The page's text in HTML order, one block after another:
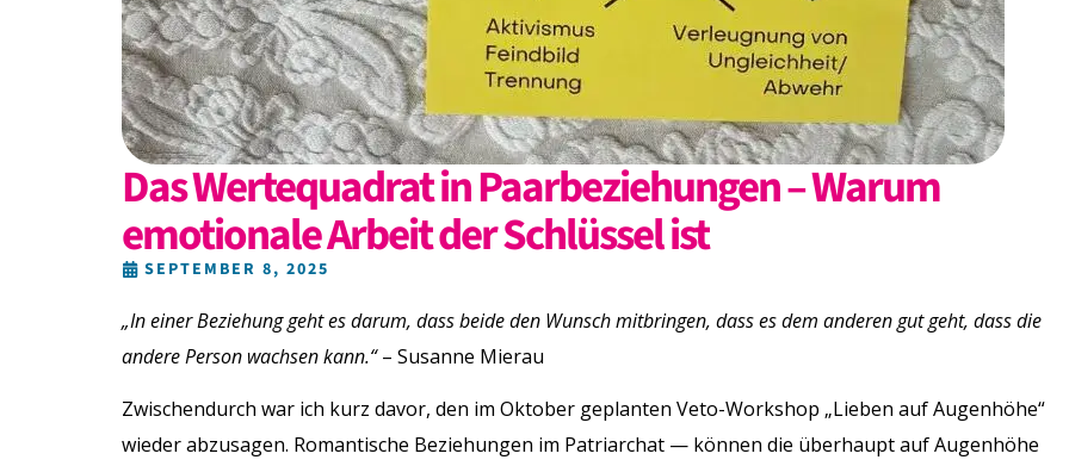
Das Wertequadrat in Paarbeziehungen – Warum
emotionale Arbeit der Schlüssel ist
SEPTEMBER 8, 2025
„In einer Beziehung geht es darum, dass beide den Wunsch mitbringen, dass es dem anderen gut geht, dass die
andere Person wachsen kann.“– Susanne Mierau
Zwischendurch war ich kurz davor, den im Oktober geplanten Veto-Workshop „Lieben auf Augenhöhe“
wieder abzusagen. Romantische Beziehungen im Patriarchat — können die überhaupt auf Augenhöhe